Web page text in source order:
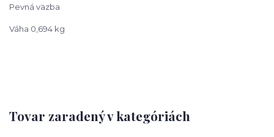
Pevná väzba
Váha 0,694 kg
Tovar zaradený v kategóriách